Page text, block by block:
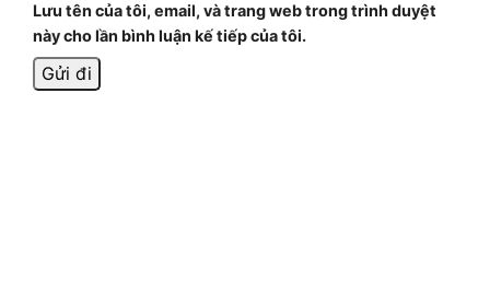
Lưu tên của tôi, email, và trang web trong trình duyệt
này cho lần bình luận kế tiếp của tôi.